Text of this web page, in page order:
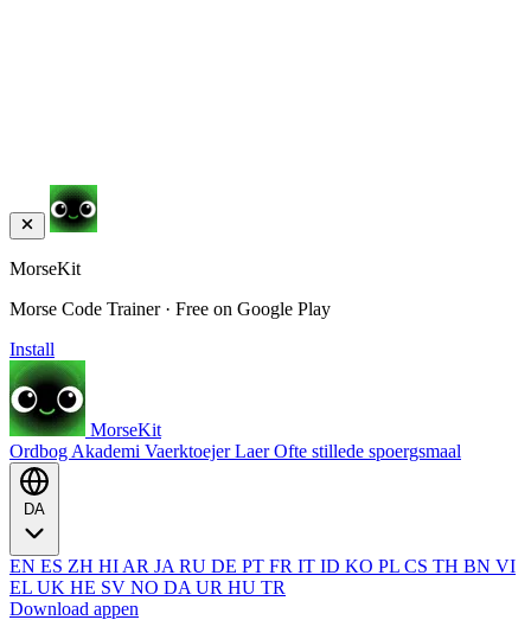
MorseKit
Morse Code Trainer · Free on Google Play
Install
MorseKit
Ordbog Akademi VaerktoejerLaerOfte stillede spoergsmaal
EN ES ZH HI AR JA RU DE PT FR IT ID KO PL CS TH BN VI
EL UK HE SV NO DA UR HU TR
Download appen